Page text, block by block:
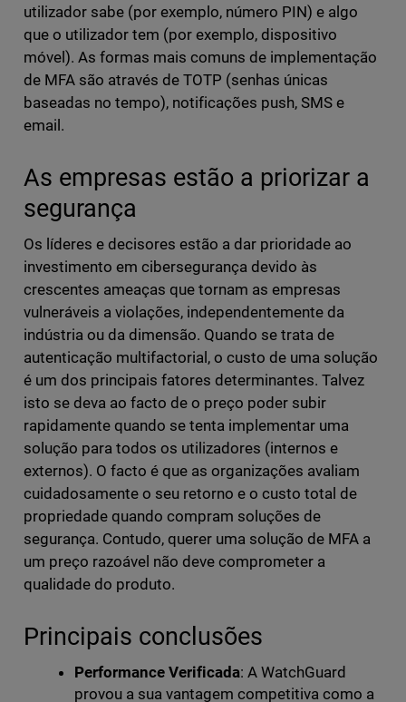
utilizador sabe (por exemplo, número PIN) e algo
que o utilizador tem (por exemplo, dispositivo
móvel). As formas mais comuns de implementação
de MFA são através de TOTP (senhas únicas
baseadas no tempo), notificações push, SMS e
email.
As empresas estão a priorizar a
segurança
Os líderes e decisores estão a dar prioridade ao
investimento em cibersegurança devido às
crescentes ameaças que tornam as empresas
vulneráveis a violações, independentemente da
indústria ou da dimensão. Quando se trata de
autenticação multifactorial, o custo de uma solução
é um dos principais fatores determinantes. Talvez
isto se deva ao facto de o preço poder subir
rapidamente quando se tenta implementar uma
solução para todos os utilizadores (internos e
externos). O facto é que as organizações avaliam
cuidadosamente o seu retorno e o custo total de
propriedade quando compram soluções de
segurança. Contudo, querer uma solução de MFA a
um preço razoável não deve comprometer a
qualidade do produto.
Principais conclusões
Performance Verificada: A WatchGuard
provou a sua vantagem competitiva como a